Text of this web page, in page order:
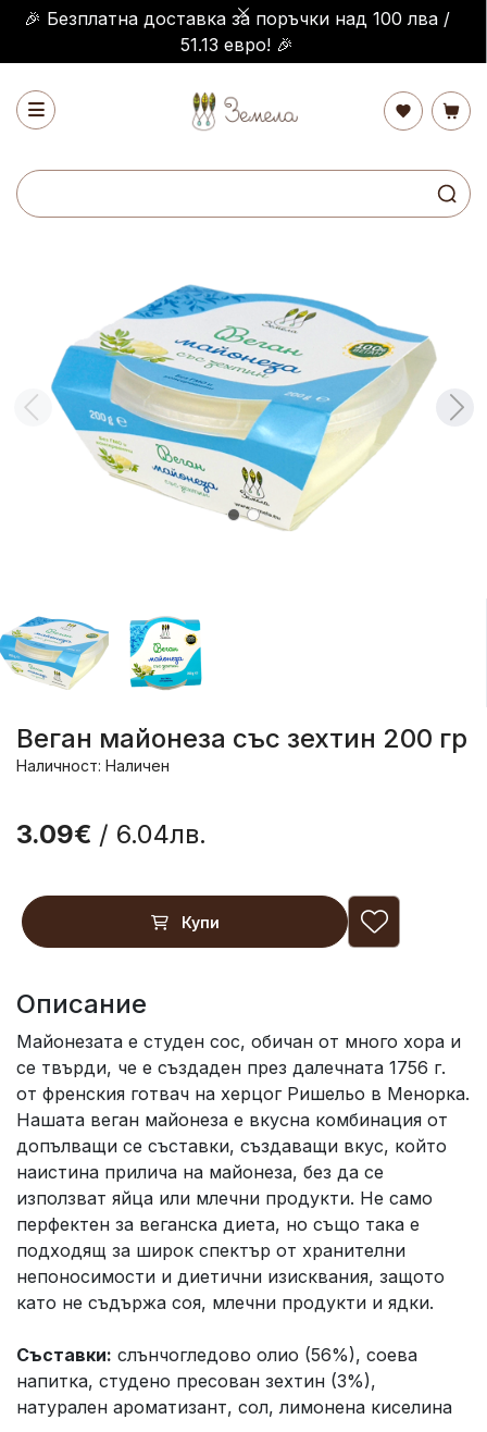
🎉 Безплатна доставка за поръчки над 100 лва /
51.13 евро! 🎉
Веган майонеза със зехтин 200 гр
Наличност: Наличен
3.09€ / 6.04лв.
Купи
Описание
Майонезата е студен сос, обичан от много хора и
се твърди, че е създаден през далечната 1756 г.
от френския готвач на херцог Ришельо в Менорка.
Нашата веган майонеза е вкусна комбинация от
допълващи се съставки, създаващи вкус, който
наистина прилича на майонеза, без да се
използват яйца или млечни продукти. Не само
перфектен за веганска диета, но също така е
подходящ за широк спектър от хранителни
непоносимости и диетични изисквания, защото
като не съдържа соя, млечни продукти и ядки.
Съставки: слънчогледово олио (56%), соева
напитка, студено пресован зехтин (3%),
натурален ароматизант, сол, лимонена киселина